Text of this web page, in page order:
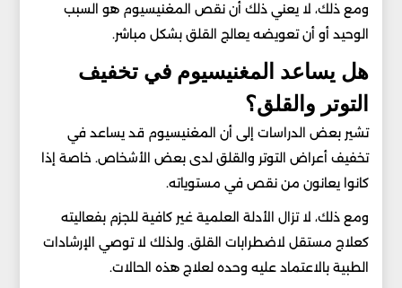
ومع ذلك، لا يعني ذلك أن نقص المغنيسيوم هو السبب
الوحيد أو أن تعويضه يعالج القلق بشكل مباشر.
هل يساعد المغنيسيوم في تخفيف
التوتر والقلق؟
تشير بعض الدراسات إلى أن المغنيسيوم قد يساعد في
تخفيف أعراض التوتر والقلق لدى بعض الأشخاص. خاصة إذا
كانوا يعانون من نقص في مستوياته.
ومع ذلك، لا تزال الأدلة العلمية غير كافية للجزم بفعاليته
كعلاج مستقل لاضطرابات القلق. ولذلك لا توصي الإرشادات
الطبية بالاعتماد عليه وحده لعلاج هذه الحالات.